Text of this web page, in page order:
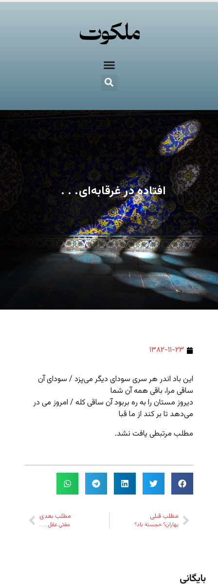
افتاده در غرقابه‌ای. . .
۱۳۸۲-۱۱-۲۳
این باد اندر هر سری سودای دیگر می‌پزد / سودای آن
ساقی مرا، باقی همه آن شما
دیروز مستان را به ره بربود آن ساقی کله / امروز می در
می‌دهد تا بر کند از ما قبا
مطلب مرتبطی یافت نشد.
مطلب قبلی
بهاران؟ خجسته باد؟
مطلب بعدی
مفتی عقل . . .
بایگانی